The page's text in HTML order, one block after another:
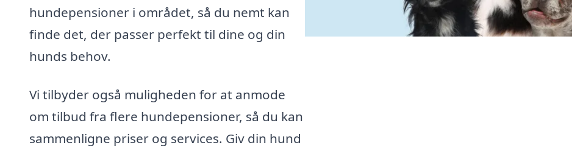
hundepensioner i området, så du nemt kan
finde det, der passer perfekt til dine og din
hunds behov.
Vi tilbyder også muligheden for at anmode
om tilbud fra flere hundepensioner, så du kan
sammenligne priser og services. Giv din hund